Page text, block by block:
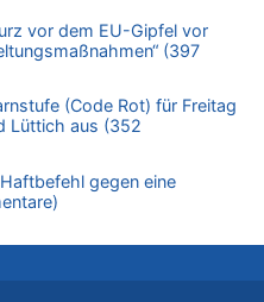
Bernhard von Sinnen zu
Wer steckt hinter den
Russland?
Radfahrer an RAVeL-Weg
so niedrig wie noch nie
drei Autofahrern das
vor dem EU-Gipfel vor
(397
(Code Rot) für Freitag
Lüttich aus (352
gegen eine